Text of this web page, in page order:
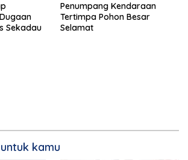
Sekadau
Penumpang Kendaraan
Tertimpa Pohon Besar
Selamat
kamu